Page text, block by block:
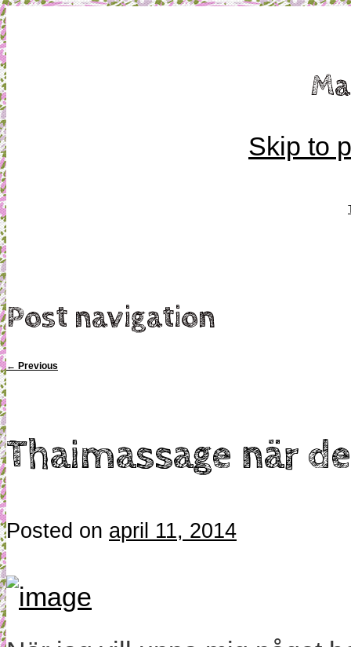
Skip to
Post navigation
← Previous
Thaimassage när
Posted on april 11, 2014